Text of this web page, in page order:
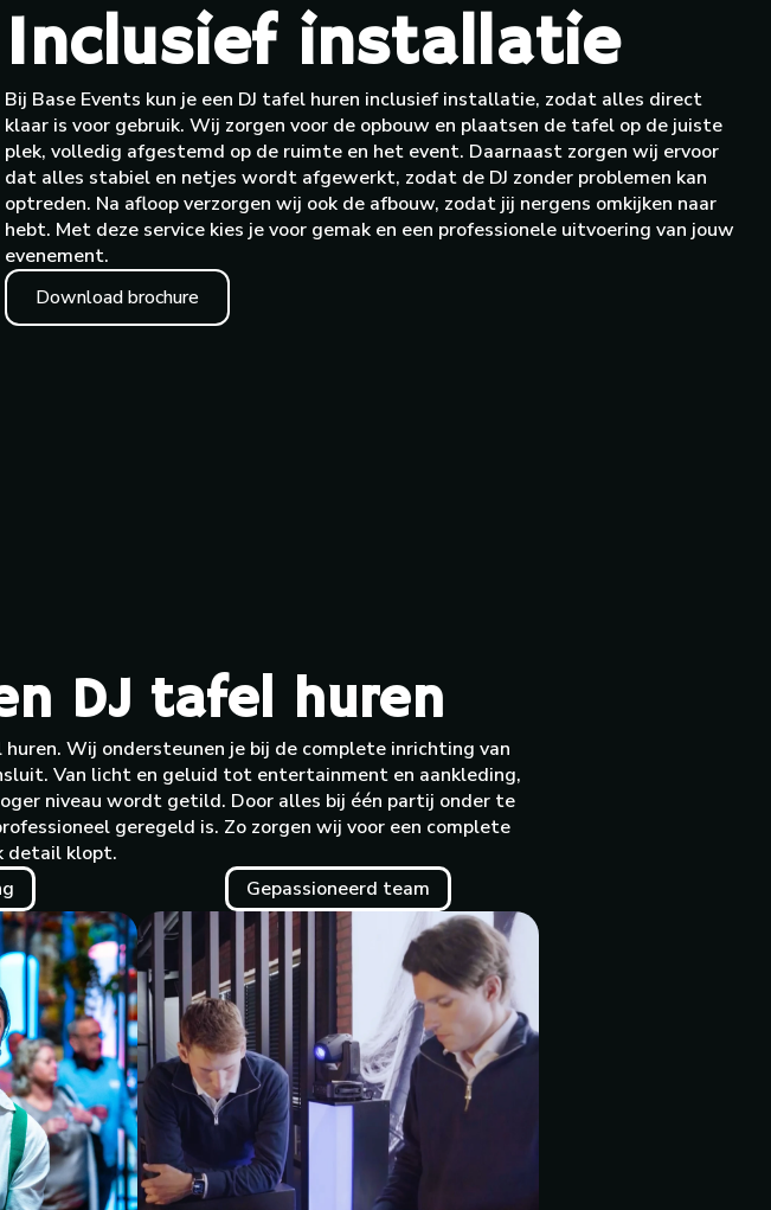
Inclusief installatie
Bij Base Events kun je een DJ tafel huren inclusief installatie, zodat alles direct
klaar is voor gebruik. Wij zorgen voor de opbouw en plaatsen de tafel op de juiste
plek, volledig afgestemd op de ruimte en het event. Daarnaast zorgen wij ervoor
dat alles stabiel en netjes wordt afgewerkt, zodat de DJ zonder problemen kan
optreden. Na afloop verzorgen wij ook de afbouw, zodat jij nergens omkijken naar
hebt. Met deze service kies je voor gemak en een professionele uitvoering van jouw
evenement.
Download brochure
DJ tafel huren
Wij ondersteunen je bij de complete inrichting van
Van licht en geluid tot entertainment en aankleding,
niveau wordt getild. Door alles bij één partij onder te
geregeld is. Zo zorgen wij voor een complete
detail klopt.
Gepassioneerd team